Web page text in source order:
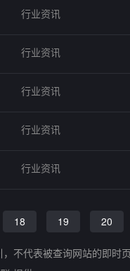
行业资讯
行业资讯
行业资讯
行业资讯
行业资讯
18 19 20
不代表被查询网站的即时页